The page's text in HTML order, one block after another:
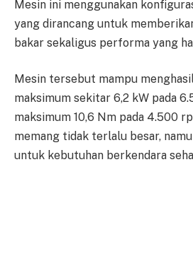
Mesin ini menggunakan
yang dirancang untuk
bakar sekaligus performa yang
Mesin tersebut mampu
maksimum sekitar 6,2 kW pada
maksimum 10,6 Nm pada 4.500
memang tidak terlalu besar,
untuk kebutuhan berkendara